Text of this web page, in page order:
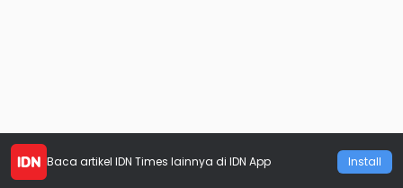
Baca artikel IDN Times lainnya di IDN App Install